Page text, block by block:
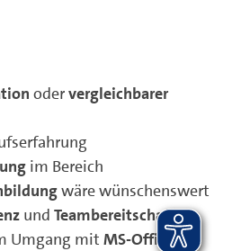
odervergleichbarer
im Bereich
wäre wünschenswert
und Teambereitschaft
Umgang mit MS-Office-